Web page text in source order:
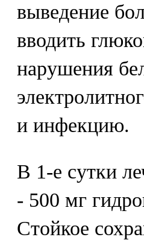
выведение
вводить
нарушения
и инфекцию.
В 1-е сутки
- 500 мг
Стойкое